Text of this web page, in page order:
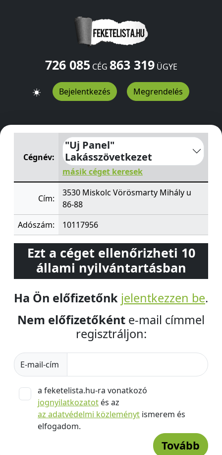
726 085CÉG 863 319ÜGYE
Bejelentkezés Megrendelés
"Uj Panel" LakásszövetkezetVörösmarty Mihály u 86-88
Cégnév:
"Uj Panel"
Lakásszövetkezet
másik céget keresek
Cím:
3530 Miskolc Vörösmarty Mihály u
86-88
Adószám:
10117956
Ezt a céget ellenőrizheti 10
állami nyilvántartásban
Ha Ön előfizetőnk jelentkezzen be.
Nem előfizetőként e-mail címmel
regisztráljon:
E-mail-cím
a feketelista.hu-ra vonatkozó
jognyilatkozatot és az
az adatvédelmi közleményt ismerem és
elfogadom.
Tovább